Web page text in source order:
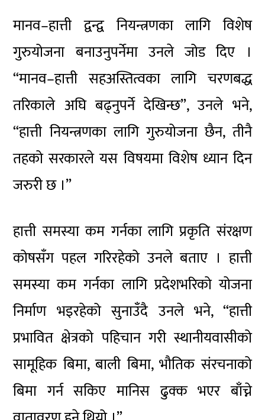
मानव–हात्ती द्वन्द्व नियन्त्रणका लागि विशेष
गुरुयोजना बनाउनुपर्नेमा उनले जोड दिए ।
“मानव–हात्ती सहअस्तित्वका लागि चरणबद्ध
तरिकाले अघि बढ्नुपर्ने देखिन्छ”, उनले भने,
“हात्ती नियन्त्रणका लागि गुरुयोजना छैन, तीनै
तहको सरकारले यस विषयमा विशेष ध्यान दिन
जरुरी छ ।”
हात्ती समस्या कम गर्नका लागि प्रकृति संरक्षण
कोषसँग पहल गरिरहेको उनले बताए । हात्ती
समस्या कम गर्नका लागि प्रदेशभरिको योजना
निर्माण भइरहेको सुनाउँदै उनले भने, “हात्ती
प्रभावित क्षेत्रको पहिचान गरी स्थानीयवासीको
सामूहिक बिमा, बाली बिमा, भौतिक संरचनाको
बिमा गर्न सकिए मानिस ढुक्क भएर बाँच्ने